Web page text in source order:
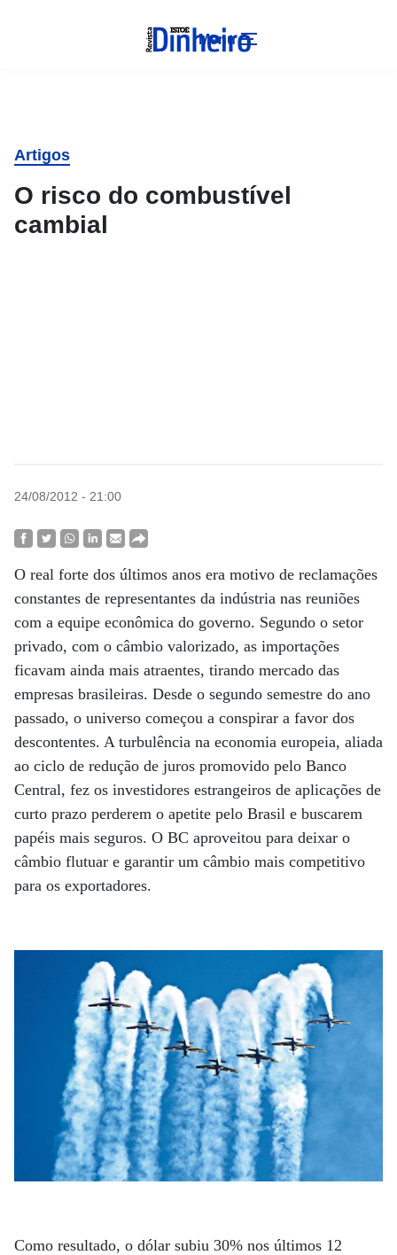
Menu
Artigos
O risco do combustível
cambial
24/08/2012 - 21:00
O real forte dos últimos anos era motivo de reclamações
constantes de representantes da indústria nas reuniões
com a equipe econômica do governo. Segundo o setor
privado, com o câmbio valorizado, as importações
ficavam ainda mais atraentes, tirando mercado das
empresas brasileiras. Desde o segundo semestre do ano
passado, o universo começou a conspirar a favor dos
descontentes. A turbulência na economia europeia, aliada
ao ciclo de redução de juros promovido pelo Banco
Central, fez os investidores estrangeiros de aplicações de
curto prazo perderem o apetite pelo Brasil e buscarem
papéis mais seguros. O BC aproveitou para deixar o
câmbio flutuar e garantir um câmbio mais competitivo
para os exportadores.
Como resultado, o dólar subiu 30% nos últimos 12